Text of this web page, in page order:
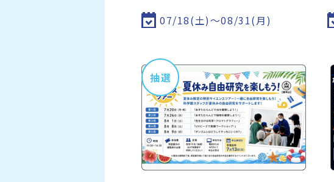
07/18(土)～08/31(月)